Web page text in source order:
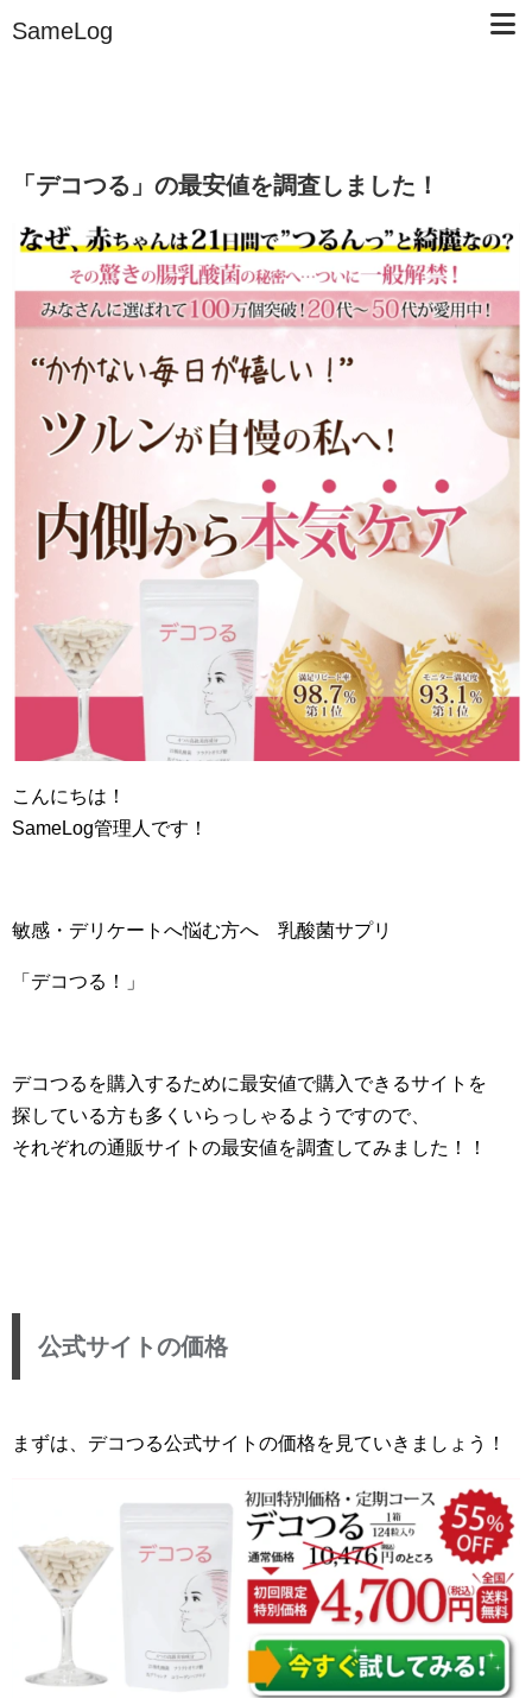
SameLog
「デコつる」の最安値を調査しました！
こんにちは！
SameLog管理人です！
敏感・デリケートへ悩む方へ 乳酸菌サプリ
「デコつる！」
デコつるを購入するために最安値で購入できるサイトを
探している方も多くいらっしゃるようですので、
それぞれの通販サイトの最安値を調査してみました！！
公式サイトの価格
まずは、デコつる公式サイトの価格を見ていきましょう！